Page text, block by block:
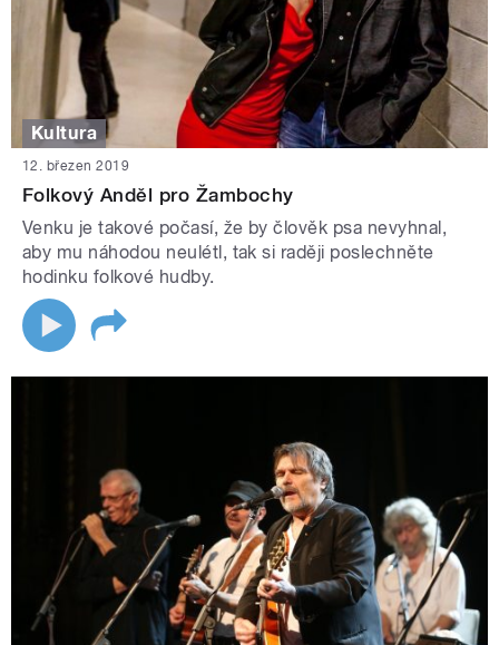
Kultura
12. březen 2019
Folkový Anděl pro Žambochy
Venku je takové počasí, že by člověk psa nevyhnal,
aby mu náhodou neulétl, tak si raději poslechněte
hodinku folkové hudby.